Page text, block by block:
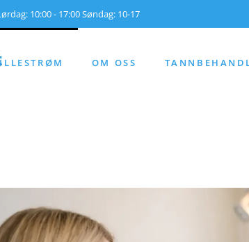
10:00 - 17:00 Søndag: 10-17
OM OSS